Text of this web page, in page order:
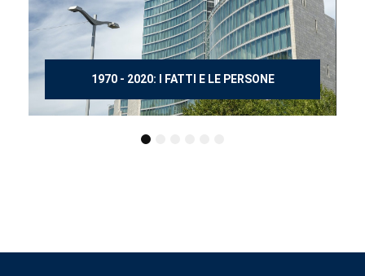
150 ANNI DOPO MANZONI